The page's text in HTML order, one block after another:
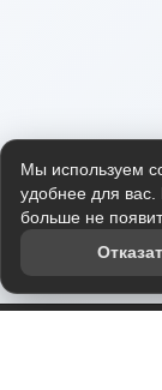
Мы используем
удобнее для
больше не